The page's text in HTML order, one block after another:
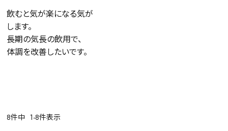
飲むと気が楽になる気が
します。
長期の気長の飲用で、
体調を改善したいです。
8件中 1-8件表示